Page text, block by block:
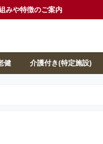
みや特徴のご案内
健 介護付き(特定施設)